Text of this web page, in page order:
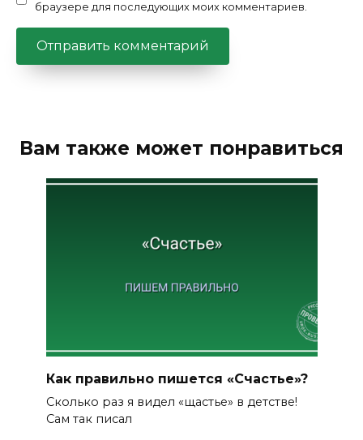
браузере для последующих моих комментариев.
Вам также может понравиться
Как правильно пишется «Счастье»?
Сколько раз я видел «щастье» в детстве!
Сам так писал